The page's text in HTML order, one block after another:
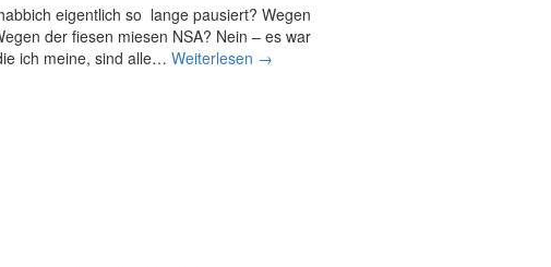
eigentlich so lange pausiert? Wegen
der fiesen miesen NSA? Nein – es war
ich meine, sind alle… Weiterlesen D
→